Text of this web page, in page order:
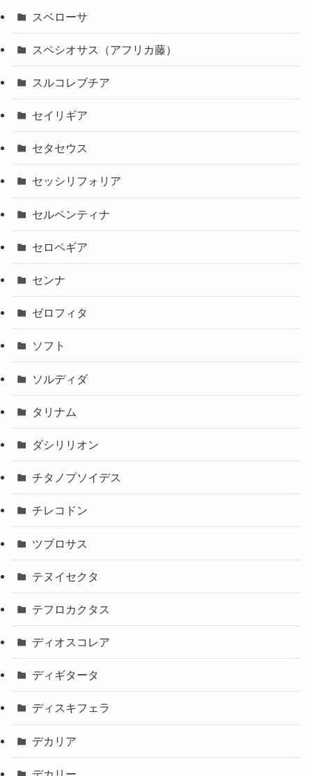
スベローサ
スペシオサス（アフリカ藤）
スルコレブチア
セイリギア
セタセウス
セッシリフォリア
セルペンティナ
セロペギア
センナ
ゼロフィタ
ソフト
ソルディダ
タリナム
ダシリリオン
チタノプソイデス
チレコドン
ツブロサス
テヌイセクタ
テフロカクタス
ディオスコレア
ディギタータ
ディスキフェラ
デカリア